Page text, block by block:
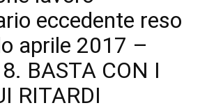
eccedente reso
aprile 2017 –
BASTA CON I
RITARDI